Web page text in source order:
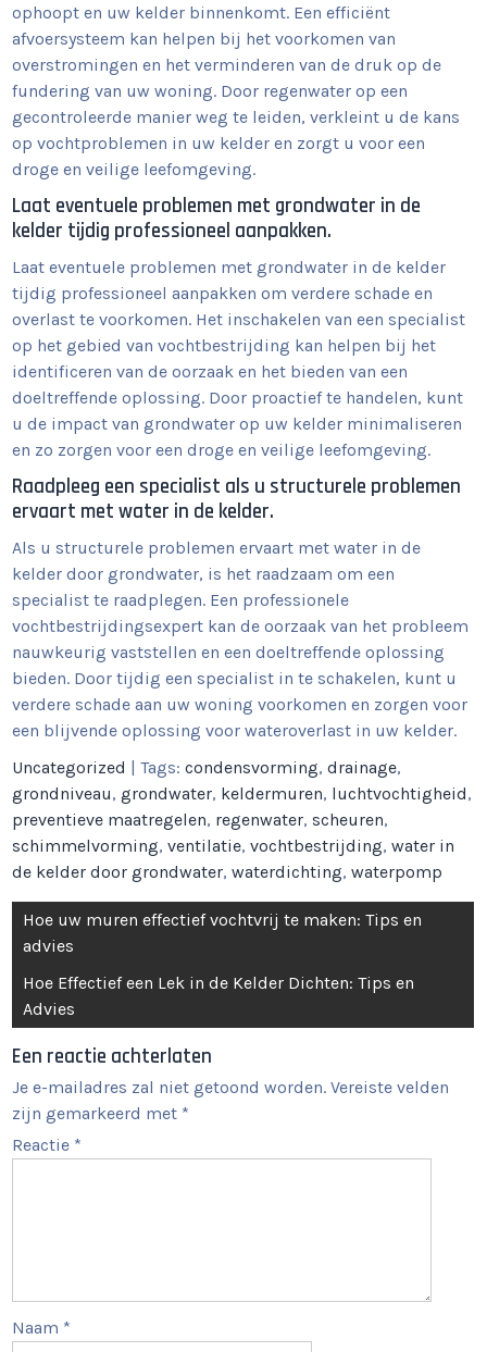
ophoopt en uw kelder binnenkomt. Een efficiënt
afvoersysteem kan helpen bij het voorkomen van
overstromingen en het verminderen van de druk op de
fundering van uw woning. Door regenwater op een
gecontroleerde manier weg te leiden, verkleint u de kans
op vochtproblemen in uw kelder en zorgt u voor een
droge en veilige leefomgeving.
Laat eventuele problemen met grondwater in de
kelder tijdig professioneel aanpakken.
Laat eventuele problemen met grondwater in de kelder
tijdig professioneel aanpakken om verdere schade en
overlast te voorkomen. Het inschakelen van een specialist
op het gebied van vochtbestrijding kan helpen bij het
identificeren van de oorzaak en het bieden van een
doeltreffende oplossing. Door proactief te handelen, kunt
u de impact van grondwater op uw kelder minimaliseren
en zo zorgen voor een droge en veilige leefomgeving.
Raadpleeg een specialist als u structurele problemen
ervaart met water in de kelder.
Als u structurele problemen ervaart met water in de
kelder door grondwater, is het raadzaam om een
specialist te raadplegen. Een professionele
vochtbestrijdingsexpert kan de oorzaak van het probleem
nauwkeurig vaststellen en een doeltreffende oplossing
bieden. Door tijdig een specialist in te schakelen, kunt u
verdere schade aan uw woning voorkomen en zorgen voor
een blijvende oplossing voor wateroverlast in uw kelder.
Uncategorized | Tags:condensvorming,drainage,
grondniveau,grondwater, keldermuren, luchtvochtigheid,
preventieve maatregelen, regenwater,scheuren,
schimmelvorming,ventilatie,vochtbestrijding,water in
de kelder door grondwater,waterdichting,waterpomp
Berichtnavigatie
Hoe uw muren effectief vochtvrij te maken: Tips en
advies
Hoe Effectief een Lek in de Kelder Dichten: Tips en
Advies
Een reactie achterlaten
Je e-mailadres zal niet getoond worden. Vereiste velden
zijn gemarkeerd met *
Reactie *
Naam *